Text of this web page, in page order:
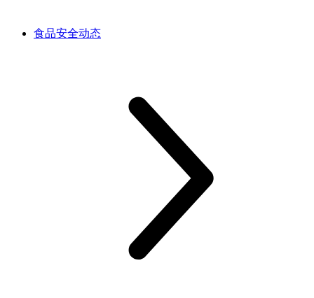
食品安全动态